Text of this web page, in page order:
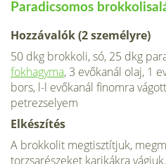
Paradicsomos
Hozzávalók (2 személyre)
50 dkg brokkoli, só, 25 dkg
fokhagyma, 3 evőkanál olaj, 1
bors, l-l evőkanál finomra
petrezselyem
Elkészítés
A brokkolit megtisztítjuk,
torzsarészeket karikákra